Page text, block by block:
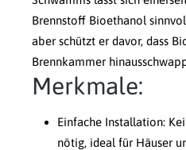
Brennstoff Bioethanol
aber schützt er davor, dass
Brennkammer
Merkmale:
Einfache Installation:
nötig, ideal für Häuser